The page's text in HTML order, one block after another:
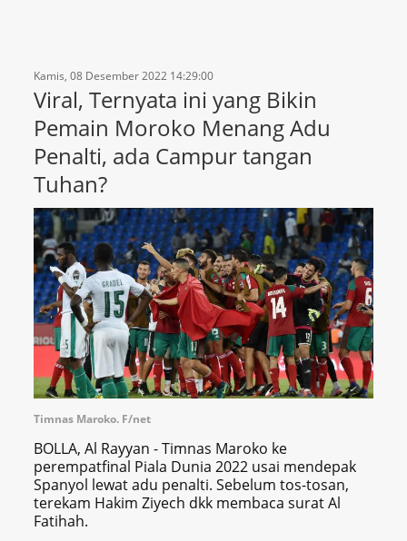
Kamis, 08 Desember 2022 14:29:00
Viral, Ternyata ini yang Bikin
Pemain Moroko Menang Adu
Penalti, ada Campur tangan
Tuhan?
Timnas Maroko. F/net
BOLLA, Al Rayyan - Timnas Maroko ke
perempatfinal Piala Dunia 2022 usai mendepak
Spanyol lewat adu penalti. Sebelum tos-tosan,
terekam Hakim Ziyech dkk membaca surat Al
Fatihah.